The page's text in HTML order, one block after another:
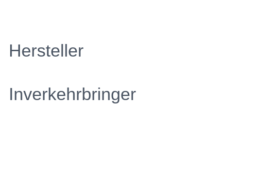
Hersteller
Inverkehrbringer